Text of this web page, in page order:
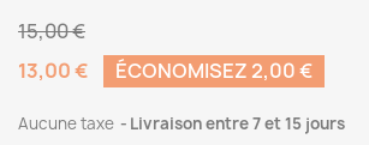
15,00 €
13,00 €
ÉCONOMISEZ 2,00 €
Aucune taxe Livraison entre 7 et 15 jours